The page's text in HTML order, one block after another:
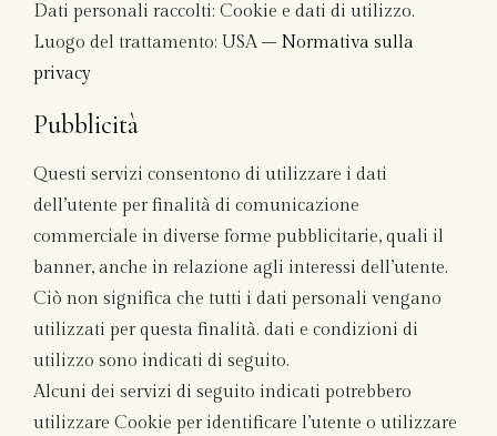
Dati personali raccolti: Cookie e dati di utilizzo.
Luogo del trattamento: USA – Normativa sulla
privacy
Pubblicità
Questi servizi consentono di utilizzare i dati
dell’utente per finalità di comunicazione
commerciale in diverse forme pubblicitarie, quali il
banner, anche in relazione agli interessi dell’utente.
Ciò non significa che tutti i dati personali vengano
utilizzati per questa finalità. dati e condizioni di
utilizzo sono indicati di seguito.
Alcuni dei servizi di seguito indicati potrebbero
utilizzare Cookie per identificare l’utente o utilizzare